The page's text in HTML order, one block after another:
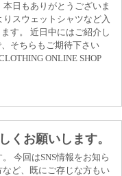
本日もありがとうございま
りスウェットシャツなど入
す。 近日中にはご紹介し
そちらもご期待下さい
ONLINE SHOP
くお願いします。
今回はSNS情報をお知ら
ど、既にご存じな方もい